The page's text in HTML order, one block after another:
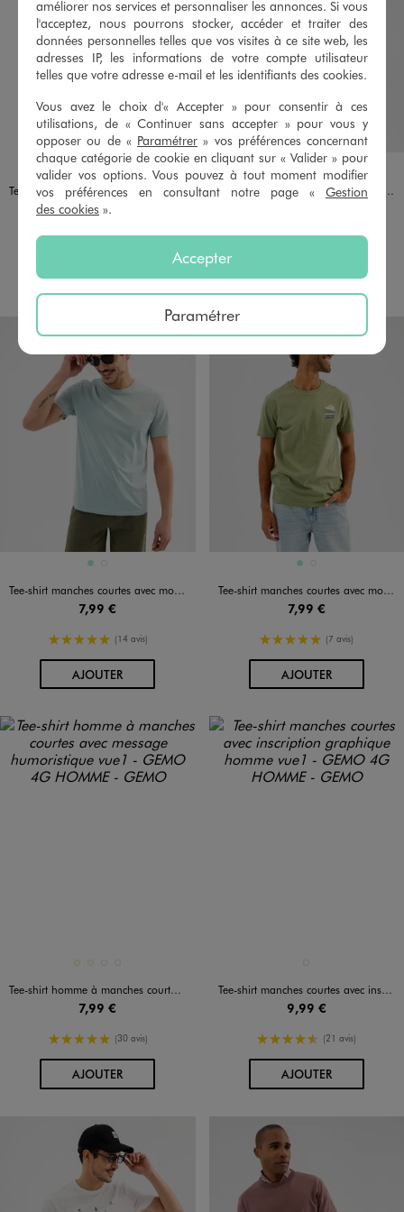
Disponible en 1 coloris
BLEU TURQUOISE
Tee-shirt manches courtes avec inscription graffiti homme
7,99 €
5/5 de moyenne
(26 avis)
Disponible en 1 coloris
BLANC STANDARD
Tee-shirt manches courtes avec motif estival homme
4.5/5 de moyenne
(11 avis)
AU PANIER
Disponible en 2 coloris
VERT CLAIR
Tee-shirt manches courtes avec motif poitrine homme
7,99 €
5/5 de moyenne
(14 avis)
AJOUTERAU PANIER
Disponible en 2 coloris
VERT CLAIR
Tee-shirt manches courtes avec motif poitrine homme
7,99 €
5/5 de moyenne
(7 avis)
AJOUTERAU PANIER
Tee-shirt homme à manches courtes avec message humoristique
7,99 €
5/5 de moyenne
(30 avis)
AJOUTERAU PANIER
Tee-shirt manches courtes avec inscription graphique homme
9,99 €
4.5/5 de moyenne
(21 avis)
AJOUTERAU PANIER
améliorer nos services et personnaliser les annonces. Si vous
l'acceptez, nous pourrons stocker, accéder et traiter des
données personnelles telles que vos visites à ce site web, les
adresses IP, les informations de votre compte utilisateur
telles que votre adresse e-mail et les identifiants des cookies.
Vous avez le choix d'« Accepter » pour consentir à ces
utilisations, de « Continuer sans accepter » pour vous y
opposer ou de « Paramétrer » vos préférences concernant
chaque catégorie de cookie en cliquant sur « Valider » pour
valider vos options. Vous pouvez à tout moment modifier
vos préférences en consultant notre page « Gestion
des cookies ».
Accepter
Paramétrer